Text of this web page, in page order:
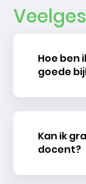
Hoe ben
goede
Kan ik
docent?